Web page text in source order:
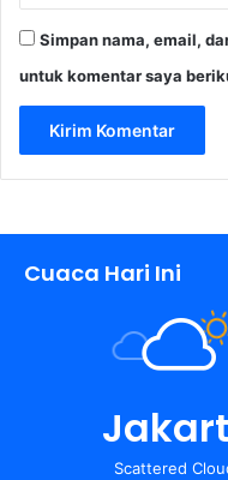
Simpan nama, email,
untuk komentar saya
Cuaca Hari Ini
Scattered